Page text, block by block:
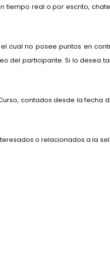
tiempo real o por escrito,
cual no posee puntos en
del participante. Si lo
contados desde la fecha
o relacionados a la